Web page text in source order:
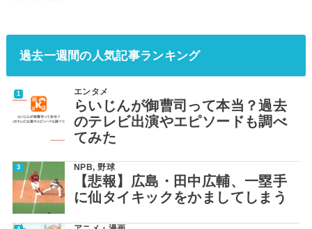
過去一週間の人気記事ランキング
エンタメ
らいじんが御曹司って本当？過去
のテレビ出演やエピソードも調べ
てみた
NPB,野球
【悲報】広島・田中広輔、一塁手
に仙タイキックをかましてしまう